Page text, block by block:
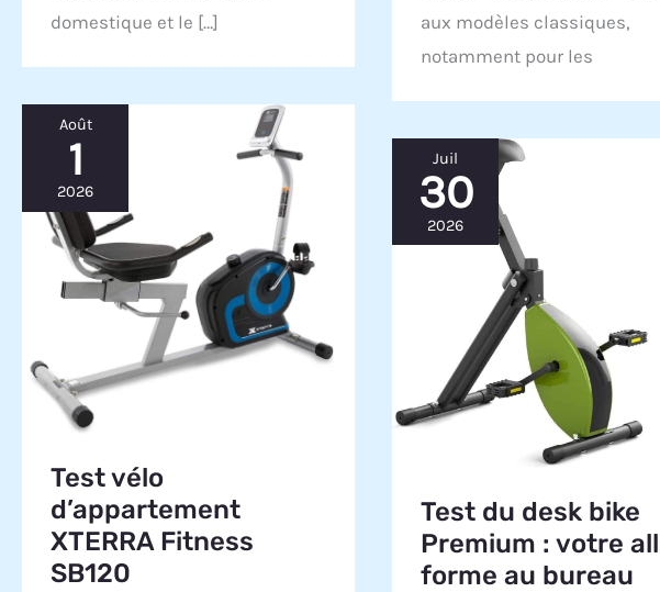
domestique et le […]
aux modèles classiques,
notamment pour les
Août
1
2026
Test vélo
d’appartement
XTERRA Fitness
SB120
Juil
30
2026
Test du desk bike
Premium : votre
forme au bureau